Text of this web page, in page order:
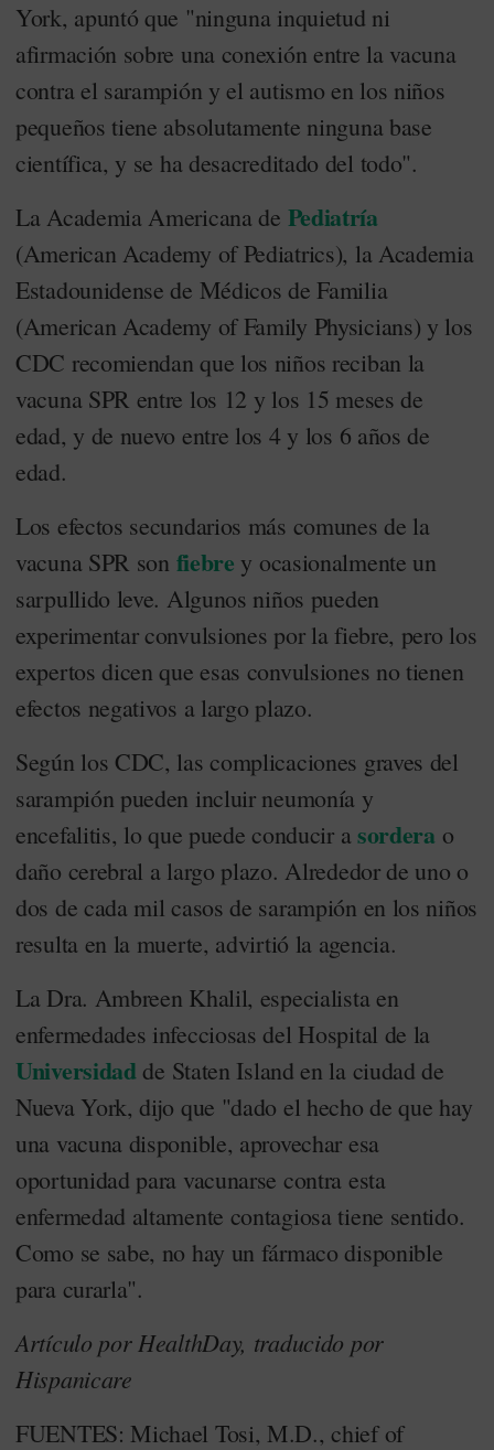
York, apuntó que "ninguna inquietud ni
afirmación sobre una conexión entre la vacuna
contra el sarampión y el autismo en los niños
pequeños tiene absolutamente ninguna base
científica, y se ha desacreditado del todo".
La Academia Americana de Pediatría
(American Academy of Pediatrics), la Academia
Estadounidense de Médicos de Familia
(American Academy of Family Physicians) y los
CDC recomiendan que los niños reciban la
vacuna SPR entre los 12 y los 15 meses de
edad, y de nuevo entre los 4 y los 6 años de
edad.
Los efectos secundarios más comunes de la
vacuna SPR son fiebre y ocasionalmente un
sarpullido leve. Algunos niños pueden
experimentar convulsiones por la fiebre, pero los
expertos dicen que esas convulsiones no tienen
efectos negativos a largo plazo.
Según los CDC, las complicaciones graves del
sarampión pueden incluir neumonía y
encefalitis, lo que puede conducir a sorderao
daño cerebral a largo plazo. Alrededor de uno o
dos de cada mil casos de sarampión en los niños
resulta en la muerte, advirtió la agencia.
La Dra. Ambreen Khalil, especialista en
enfermedades infecciosas del Hospital de la
Universidadde Staten Island en la ciudad de
Nueva York, dijo que "dado el hecho de que hay
una vacuna disponible, aprovechar esa
oportunidad para vacunarse contra esta
enfermedad altamente contagiosa tiene sentido.
Como se sabe, no hay un fármaco disponible
para curarla".
Artículo por HealthDay, traducido por
Hispanicare
FUENTES: Michael Tosi, M.D., chief of